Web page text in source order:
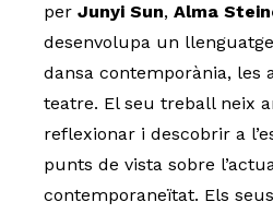
per Junyi Sun, Alma
desenvolupa un
dansa contemporània, les
teatre. El seu treball neix
reflexionar i descobrir a
punts de vista sobre
contemporaneïtat. Els